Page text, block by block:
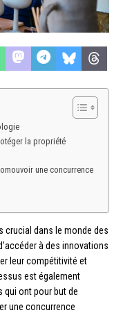
la propriété
une concurrence
crucial dans le monde des
à des innovations
leur compétitivité et
est également
qui ont pour but de
une concurrence